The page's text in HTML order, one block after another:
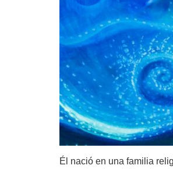
Él nació en una familia